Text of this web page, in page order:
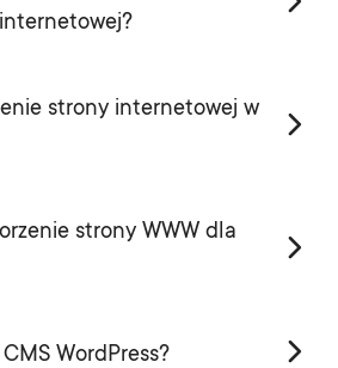
strony internetowej w
strony WWW dla
WordPress?